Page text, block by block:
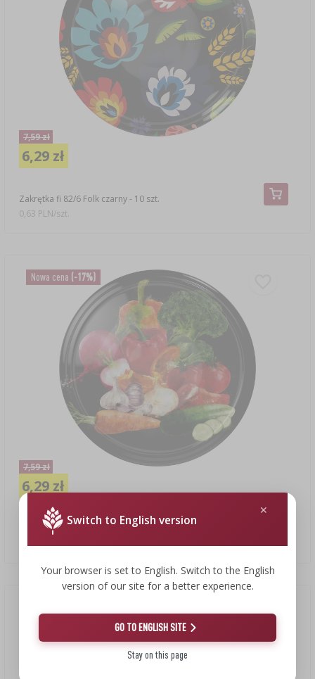
Zakrętka fi 82/6 Folk czarny - 10 szt.
7,59 zł
6,29 zł
0,63 PLN/szt.
Nowa cena (-17%)
Zakrętka fi82/6 warzywa na czarnym tle - 10szt.
7,59 zł
6,29 zł
0,63 PLN/szt.
Switch to English version
Your browser is set to English. Switch to the English
version of our site for a better experience.
GO TO ENGLISH SITE
Stay on this page